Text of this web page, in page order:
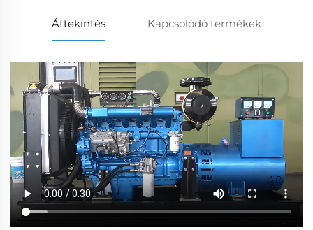
Áttekintés Kapcsolódó termékek